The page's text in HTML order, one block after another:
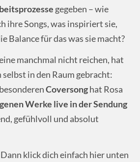
gegeben – wie
ihre Songs, was inspiriert sie,
Balance für das was sie macht?
manchmal nicht reichen, hat
in den Raum gebracht:
Coversonghat Rosa
Werke live in der Sendung
gefühlvoll und absolut
klick dich einfach hier unten